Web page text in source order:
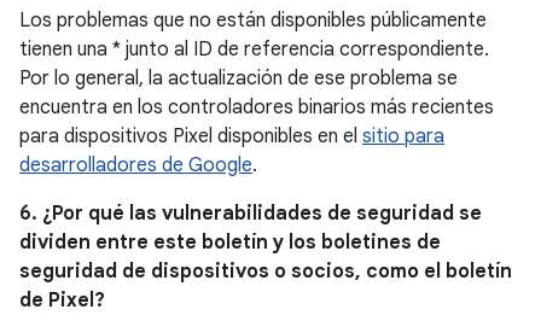
Los problemas que no están disponibles públicamente
tienen una * junto al ID de referencia correspondiente.
Por lo general, la actualización de ese problema se
encuentra en los controladores binarios más recientes
para dispositivos Pixel disponibles en el sitio para
desarrolladores de Google.
6. ¿Por qué las vulnerabilidades de seguridad se
dividen entre este boletín y los boletines de
seguridad de dispositivos o socios, como el boletín
de Pixel?